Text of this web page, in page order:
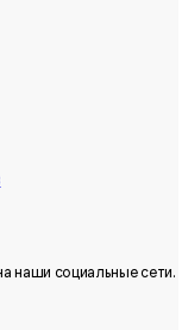
наши социальные сети.